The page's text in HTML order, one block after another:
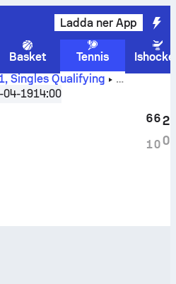
Ladda ner App
Basket Tennis
Singles Qualifying
förLorenzo Santini
04-1914:00
6
1
6
0
2
0